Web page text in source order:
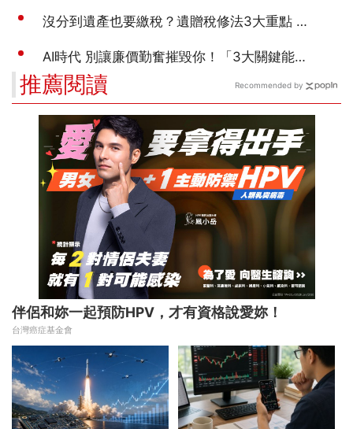
推薦閱讀
伴侶和妳一起預防HPV，才有資格說愛妳！
台灣癌症基金會
Recommended by